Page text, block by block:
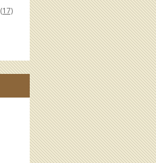
(17)